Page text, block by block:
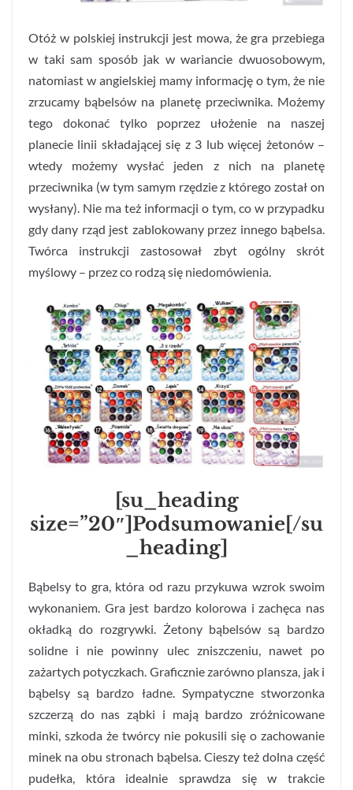
Otóż w polskiej instrukcji jest mowa, że gra przebiega
w taki sam sposób jak w wariancie dwuosobowym,
natomiast w angielskiej mamy informację o tym, że nie
zrzucamy bąbelsów na planetę przeciwnika. Możemy
tego dokonać tylko poprzez ułożenie na naszej
planecie linii składającej się z 3 lub więcej żetonów –
wtedy możemy wysłać jeden z nich na planetę
przeciwnika (w tym samym rzędzie z którego został on
wysłany). Nie ma też informacji o tym, co w przypadku
gdy dany rząd jest zablokowany przez innego bąbelsa.
Twórca instrukcji zastosował zbyt ogólny skrót
myślowy – przez co rodzą się niedomówienia.
[su_heading
size=”20″]Podsumowanie[/su
_heading]
Bąbelsy to gra, która od razu przykuwa wzrok swoim
wykonaniem. Gra jest bardzo kolorowa i zachęca nas
okładką do rozgrywki. Żetony bąbelsów są bardzo
solidne i nie powinny ulec zniszczeniu, nawet po
zażartych potyczkach. Graficznie zarówno plansza, jak i
bąbelsy są bardzo ładne. Sympatyczne stworzonka
szczerzą do nas ząbki i mają bardzo zróżnicowane
minki, szkoda że twórcy nie pokusili się o zachowanie
minek na obu stronach bąbelsa. Cieszy też dolna część
pudełka, która idealnie sprawdza się w trakcie